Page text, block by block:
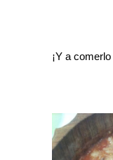
¡Y a